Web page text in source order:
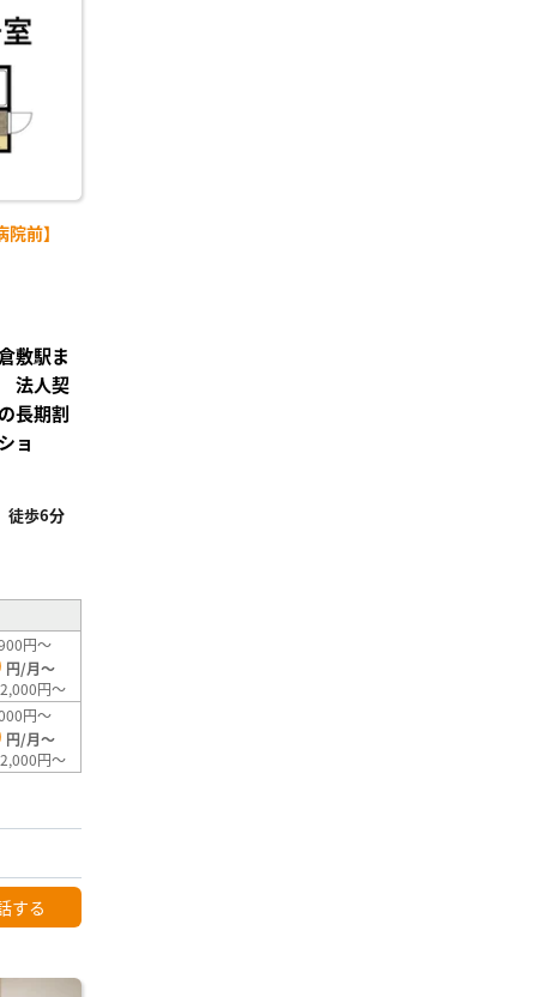
前】
り登
録
敷駅ま
法人契
長期割
ョ
徒歩6分
円～
円/月～
円～
円～
円/月～
円～
する